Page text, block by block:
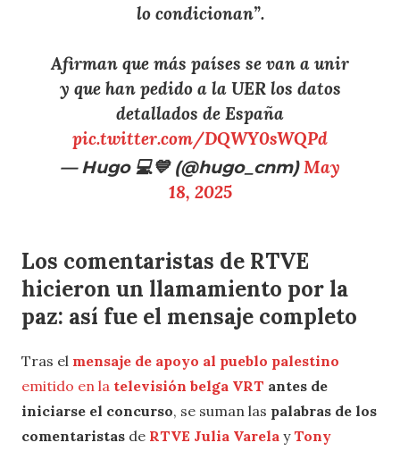
lo condicionan”.
Afirman que más países se van a unir
y que han pedido a la UER los datos
detallados de España
pic.twitter.com/DQWY0sWQPd
— Hugo 💻💙 (@hugo_cnm) May
18, 2025
Los comentaristas de RTVE
hicieron un llamamiento por la
paz: así fue el mensaje completo
Tras el mensaje de apoyo al pueblo palestino
emitido en la televisión belga VRT antes de
iniciarse el concurso, se suman las palabras de los
comentaristas de RTVE Julia Varela y Tony